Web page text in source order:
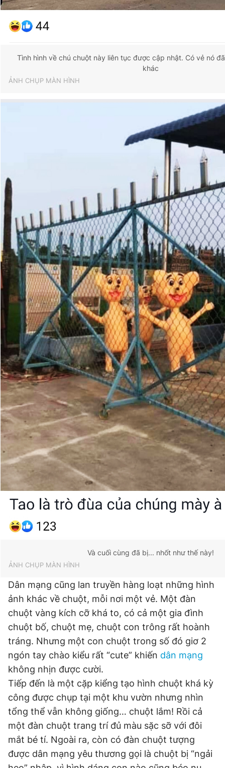
Tình hình về chú chuột này liên tục được cập nhật. Có vẻ nó
khác
ẢNH CHỤP MÀN HÌNH
Và cuối cùng đã bị... nhốt như thế này!
ẢNH CHỤP MÀN HÌNH
Dân mạng cũng lan truyền hàng loạt những hình
ảnh khác về chuột, mỗi nơi một vẻ. Một đàn
chuột vàng kích cỡ khá to, có cả một gia đình
chuột bố, chuột mẹ, chuột con trông rất hoành
tráng. Nhưng một con chuột trong số đó giơ 2
ngón tay chào kiểu rất “cute” khiến dân mạng
không nhịn được cười.
Tiếp đến là một cặp kiểng tạo hình chuột khá kỳ
công được chụp tại một khu vườn nhưng nhìn
tổng thể vẫn không giống… chuột lắm! Rồi cả
một đàn chuột trang trí đủ màu sặc sỡ với đôi
mắt bé tí. Ngoài ra, còn có đàn chuột tượng
được dân mạng yêu thương gọi là chuột bị “ngải